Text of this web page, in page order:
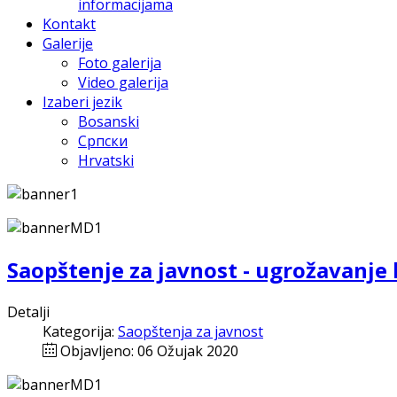
informacijama
Kontakt
Galerije
Foto galerija
Video galerija
Izaberi jezik
Bosanski
Српски
Hrvatski
Saopštenje za javnost -
Detalji
Kategorija: Saopštenja za javnost
Objavljeno: 06 Ožujak 2020